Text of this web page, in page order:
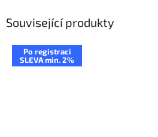
Související produkty
Po registraci
SLEVA min. 2%